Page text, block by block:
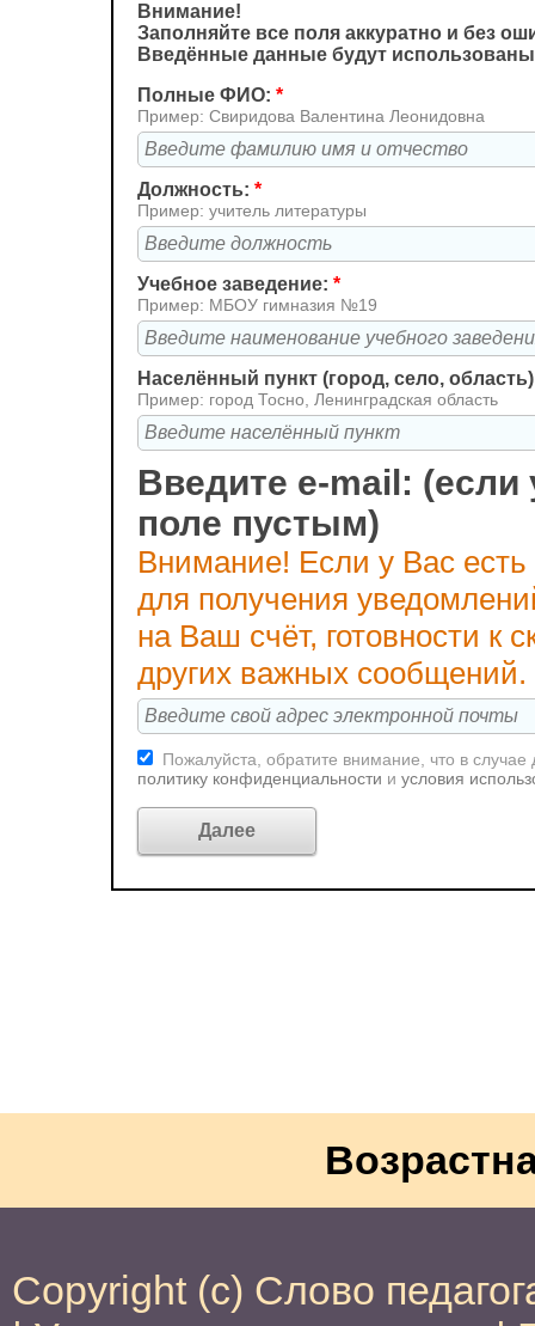
Внимание!
Заполняйте все поля аккуратно и без
Введённые данные будут
Полные ФИО: *
Пример: Свиридова Валентина Леонидовна
Должность: *
Пример: учитель литературы
Учебное заведение: *
Пример: МБОУ гимназия №19
Населённый пункт (город, село,
Пример: город Тосно, Ленинградская область
Введите e-mail: (если
поле пустым)
Внимание! Если у Вас
для получения
на Ваш счёт, готовности к
других важных сообщений.
Пожалуйста, обратите внимание, что в
политику конфиденциальности и условия
Copyright (c) Слово